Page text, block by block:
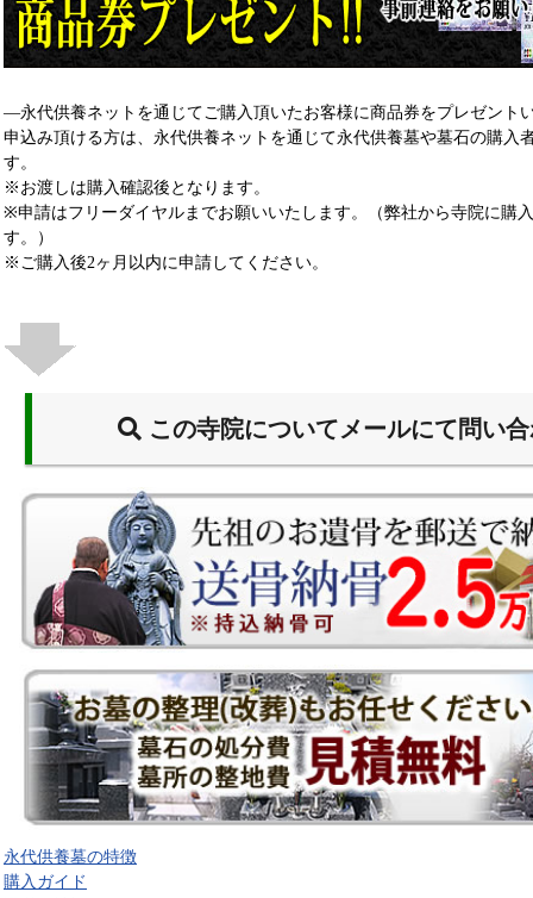
―永代供養ネットを通じてご購入頂いたお客様に商品券をプレゼント
申込み頂ける方は、永代供養ネットを通じて永代供養墓や墓石の購入
す。
※お渡しは購入確認後となります。
※申請はフリーダイヤルまでお願いいたします。（弊社から寺院に購
す。）
※ご購入後2ヶ月以内に申請してください。
この寺院についてメールにて問い
永代供養墓の特徴
購入ガイド